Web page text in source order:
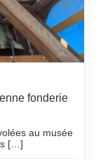
fonderie
au musée
[…]